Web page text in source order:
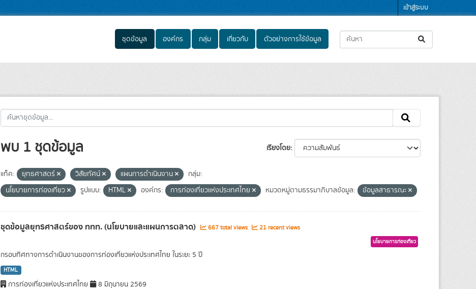
เข้าสู่ระบบ
ชุดข้อมูล องค์กร กลุ่ม เกี่ยวกับ ตัวอย่างการใช้ข้อมูล
เรียงโดย
พบ 1 ชุดข้อมูล
แท็ค: ยุทธศาสตร์ วิสัยทัศน์ แผนการดำเนินงาน
กลุ่ม:
นโยบายการท่องเที่ยว
รูปแบบ: HTML องค์กร: การท่องเที่ยวแห่งประเทศไทย หมวดหมู่ตามธรรมาภิบาลข้อมูล: ข้อมูลสาธารณะ
ชุดข้อมูลยุทธศาสตร์ของ ททท. (นโยบายและแผนการตลาด) 667 total views 21 recent views
นโยบายการท่องเที่ยว
กรอบทิศทางการดำเนินงานของการท่องเที่ยวแห่งประเทศไทย ในระยะ 5 ปี
HTML
การท่องเที่ยวแห่งประเทศไทย 8 มิถุนายน 2569